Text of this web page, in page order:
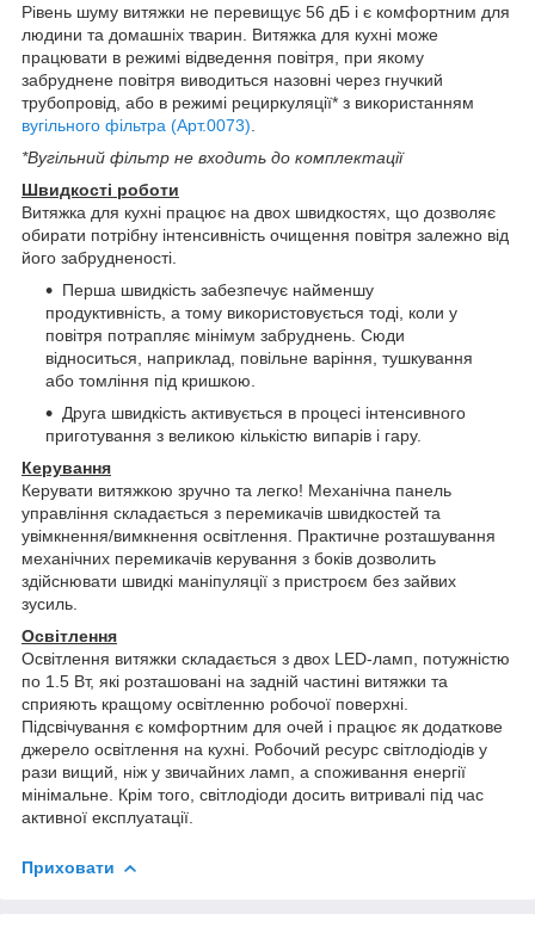
Рівень шуму витяжки не перевищує 56 дБ і є комфортним для
людини та домашніх тварин. Витяжка для кухні може
працювати в режимі відведення повітря, при якому
забруднене повітря виводиться назовні через гнучкий
трубопровід, або в режимі рециркуляції* з використанням
вугільного фільтра (Арт.0073)
*Вугільний фільтр не входить до комплектації
Швидкості роботи
Витяжка для кухні працює на двох швидкостях, що дозволяє
обирати потрібну інтенсивність очищення повітря залежно від
його забрудненості.
Перша швидкість забезпечує найменшу
продуктивність, а тому використовується тоді, коли у
повітря потрапляє мінімум забруднень. Сюди
відноситься, наприклад, повільне варіння, тушкування
або томління під кришкою.
Друга швидкість активується в процесі інтенсивного
приготування з великою кількістю випарів і гару.
Керування
Керувати витяжкою зручно та легко! Механічна панель
управління складається з перемикачів швидкостей та
увімкнення/вимкнення освітлення. Практичне розташування
механічних перемикачів керування з боків дозволить
здійснювати швидкі маніпуляції з пристроєм без зайвих
зусиль.
Освітлення
Освітлення витяжки складається з двох LED-ламп, потужністю
по 1.5 Вт, які розташовані на задній частині витяжки та
сприяють кращому освітленню робочої поверхні.
Підсвічування є комфортним для очей і працює як додаткове
джерело освітлення на кухні. Робочий ресурс світлодіодів у
рази вищий, ніж у звичайних ламп, а споживання енергії
мінімальне. Крім того, світлодіоди досить витривалі під час
активної експлуатації.
Приховати